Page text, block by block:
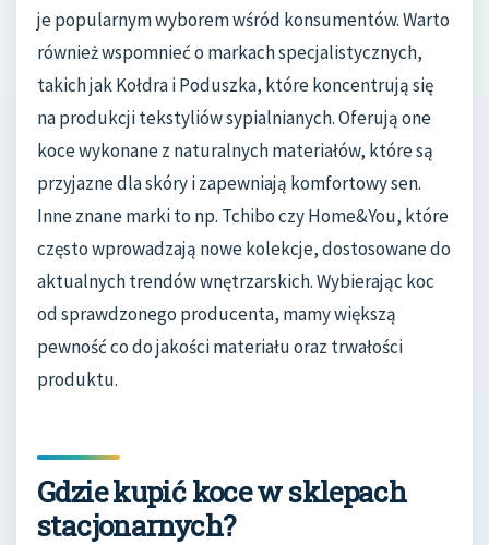
je popularnym wyborem wśród konsumentów. Warto
również wspomnieć o markach specjalistycznych,
takich jak Kołdra i Poduszka, które koncentrują się
na produkcji tekstyliów sypialnianych. Oferują one
koce wykonane z naturalnych materiałów, które są
przyjazne dla skóry i zapewniają komfortowy sen.
Inne znane marki to np. Tchibo czy Home&You, które
często wprowadzają nowe kolekcje, dostosowane do
aktualnych trendów wnętrzarskich. Wybierając koc
od sprawdzonego producenta, mamy większą
pewność co do jakości materiału oraz trwałości
produktu.
Gdzie kupić koce w sklepach
stacjonarnych?